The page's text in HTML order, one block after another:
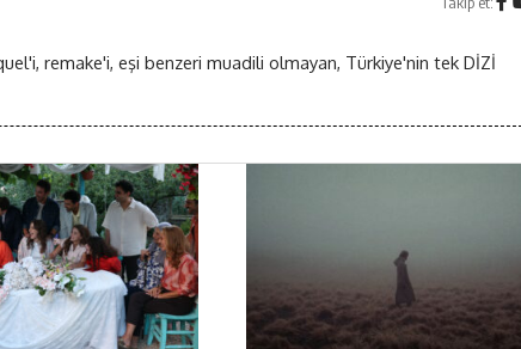
remake'i, eşi benzeri muadili olmayan, Türkiye'nin tek DİZİ